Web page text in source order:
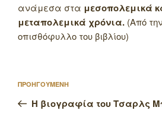
ανάμεσα στα μεσοπολεμικά
μεταπολεμικά χρόνια. (Από
οπισθόφυλλο του βιβλίου)
άρθρων
Προηγούμενο
άρθρο
ΠΡΟΗΓΟΥΜΕΝΗ
Η βιογραφία του Τσαρλς